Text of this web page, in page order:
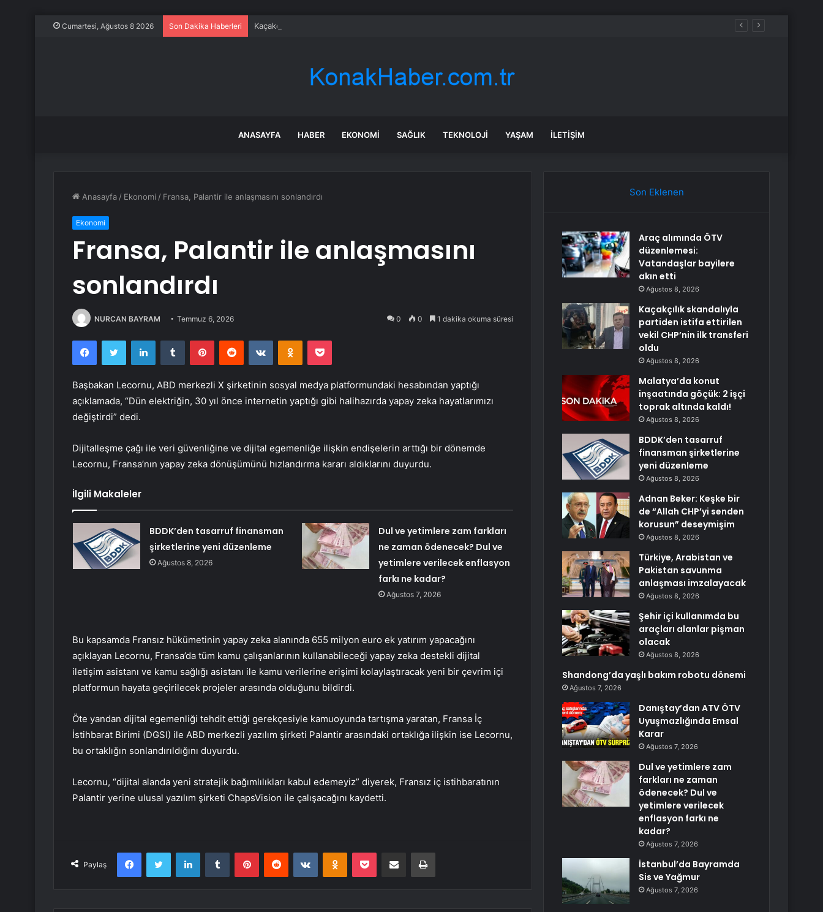
Cumartesi, Ağustos 8 2026 Son Dakika Haberleri Kaçakçılık skandalıyla partiden istifa ettirilen vekil CHP’nin ilk transferi oldu
ANASAYFA HABER EKONOMI SAĞLIK TEKNOLOJI YAŞAM İLETIŞIM
Anasayfa / Ekonomi / Fransa, Palantir ile anlaşmasını sonlandırdı
Ekonomi
Fransa, Palantir ile anlaşmasını
sonlandırdı
NURCAN BAYRAM Temmuz 6, 2026 0 0 1 dakika okuma süresi
FacebookTwitter LinkedInTumblr PinterestReddit VKontakteOdnoklassniki
Pocket
Başbakan Lecornu, ABD merkezli X şirketinin sosyal medya platformundaki hesabından yaptığı
açıklamada, “Dün elektriğin, 30 yıl önce internetin yaptığı gibi halihazırda yapay zeka hayatlarımızı
değiştirdi” dedi.
Dijitalleşme çağı ile veri güvenliğine ve dijital egemenliğe ilişkin endişelerin arttığı bir dönemde
Lecornu, Fransa’nın yapay zeka dönüşümünü hızlandırma kararı aldıklarını duyurdu.
İlgili Makaleler
BDDK’den tasarruf finansman
şirketlerine yeni düzenleme
Ağustos 8, 2026
Dul ve yetimlere zam farkları
ne zaman ödenecek? Dul ve
yetimlere verilecek enflasyon
farkı ne kadar?
Ağustos 7, 2026
Bu kapsamda Fransız hükümetinin yapay zeka alanında 655 milyon euro ek yatırım yapacağını
açıklayan Lecornu, Fransa’da tüm kamu çalışanlarının kullanabileceği yapay zeka destekli dijital
iletişim asistanı ve kamu sağlığı asistanı ile kamu verilerine erişimi kolaylaştıracak yeni bir çevrim içi
platformun hayata geçirilecek projeler arasında olduğunu bildirdi.
Öte yandan dijital egemenliği tehdit ettiği gerekçesiyle kamuoyunda tartışma yaratan, Fransa İç
İstihbarat Birimi (DGSI) ile ABD merkezli yazılım şirketi Palantir arasındaki ortaklığa ilişkin ise Lecornu,
bu ortaklığın sonlandırıldığını duyurdu.
Lecornu, “dijital alanda yeni stratejik bağımlılıkları kabul edemeyiz” diyerek, Fransız iç istihbaratının
Palantir yerine ulusal yazılım şirketi ChapsVision ile çalışacağını kaydetti.
Paylaş
FacebookTwitter LinkedInTumblr PinterestReddit VKontakteOdnoklassniki
Pocket E-Posta ile paylaş Yazdır
Son Eklenen
Araç alımında ÖTV
düzenlemesi:
Vatandaşlar bayilere
akın etti
Ağustos 8, 2026
Kaçakçılık skandalıyla
partiden istifa ettirilen
vekil CHP’nin ilk transferi
oldu
Ağustos 8, 2026
Malatya’da konut
inşaatında göçük: 2 işçi
toprak altında kaldı!
Ağustos 8, 2026
BDDK’den tasarruf
finansman şirketlerine
yeni düzenleme
Ağustos 8, 2026
Adnan Beker: Keşke bir
de “Allah CHP’yi senden
korusun” deseymişim
Ağustos 8, 2026
Türkiye, Arabistan ve
Pakistan savunma
anlaşması imzalayacak
Ağustos 8, 2026
Şehir içi kullanımda bu
araçları alanlar pişman
olacak
Ağustos 8, 2026
Shandong’da yaşlı bakım robotu dönemi
Ağustos 7, 2026
Danıştay’dan ATV ÖTV
Uyuşmazlığında Emsal
Karar
Ağustos 7, 2026
Dul ve yetimlere zam
farkları ne zaman
ödenecek? Dul ve
yetimlere verilecek
enflasyon farkı ne
kadar?
Ağustos 7, 2026
İstanbul’da Bayramda
Sis ve Yağmur
Ağustos 7, 2026